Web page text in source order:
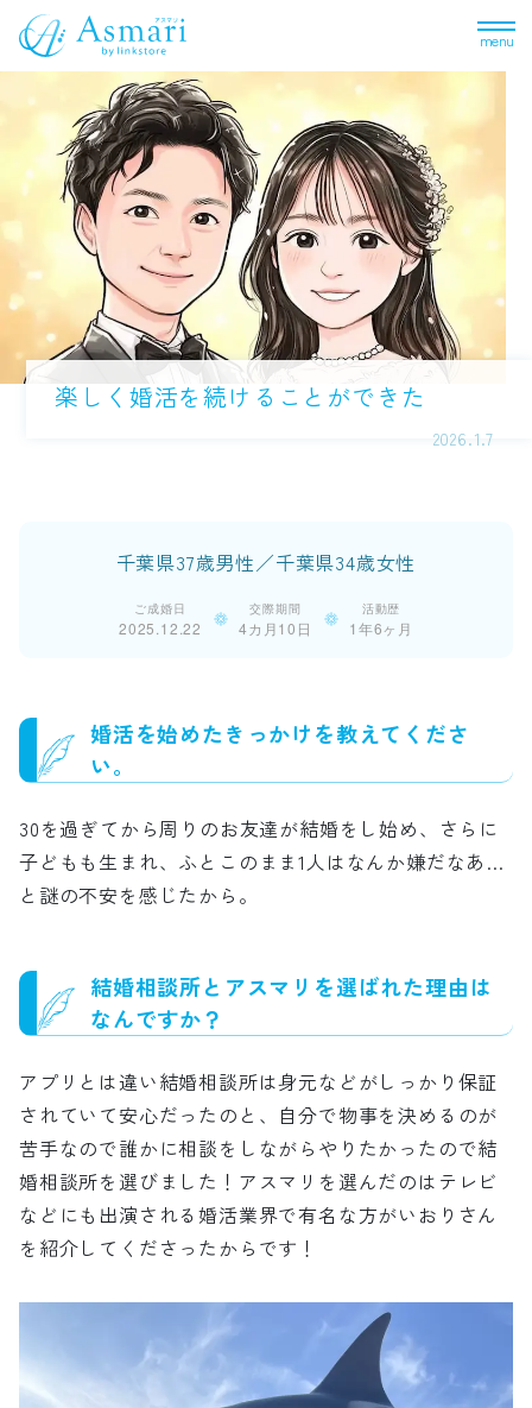
menu
2026.1.7
楽しく婚活を続けることができた
千葉県37歳男性／千葉県34歳女性
ご成婚日
2025.12.22
交際期間
4カ月10日
活動歴
1年6ヶ月
婚活を始めたきっかけを教えてくださ
い。
30を過ぎてから周りのお友達が結婚をし始め、さらに
子どもも生まれ、ふとこのまま1人はなんか嫌だなあ…
と謎の不安を感じたから。
結婚相談所とアスマリを選ばれた理由は
なんですか？
アプリとは違い結婚相談所は身元などがしっかり保証
されていて安心だったのと、自分で物事を決めるのが
苦手なので誰かに相談をしながらやりたかったので結
婚相談所を選びました！アスマリを選んだのはテレビ
などにも出演される婚活業界で有名な方がいおりさん
を紹介してくださったからです！